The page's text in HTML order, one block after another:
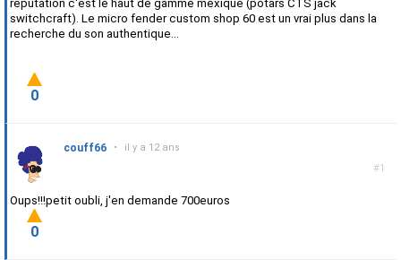
réputation c'est le haut de gamme mexique (potars CTS jack
switchcraft). Le micro fender custom shop 60 est un vrai plus dans la
recherche du son authentique...
0
#1
couff66 • il y a 12 ans
Oups!!!petit oubli, j'en demande 700euros
0